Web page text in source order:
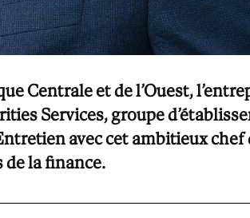
Centrale et de l’Ouest,
Services, groupe
avec cet ambitieux chef
la finance.